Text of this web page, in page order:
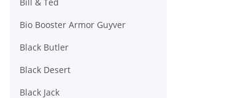
Bio Booster Armor Guyver
Black Butler
Black Desert
Black Jack